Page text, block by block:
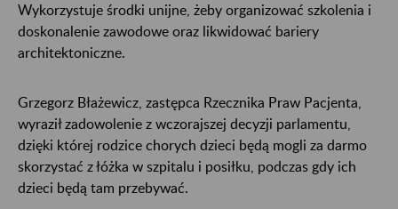
Wykorzystuje środki unijne, żeby organizować szkolenia i
doskonalenie zawodowe oraz likwidować bariery
architektoniczne.
Grzegorz Błażewicz, zastępca Rzecznika Praw Pacjenta,
wyraził zadowolenie z wczorajszej decyzji parlamentu,
dzięki której rodzice chorych dzieci będą mogli za darmo
skorzystać z łóżka w szpitalu i posiłku, podczas gdy ich
dzieci będą tam przebywać.